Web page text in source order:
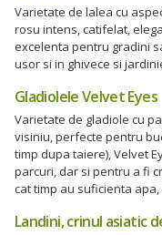
Varietate de lalea cu
rosu intens, catifelat,
excelenta pentru gradini
usor si in ghivece si
Gladiolele Velvet Eyes
Varietate de gladiole cu
visiniu, perfecte pentru
timp dupa taiere), Velvet
parcuri, dar si pentru a fi
cat timp au suficienta
Landini, crinul asiatic